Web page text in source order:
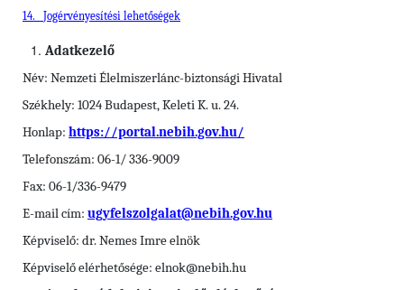
14. Jogérvényesítési lehetőségek
Adatkezelő
Név: Nemzeti Élelmiszerlánc-biztonsági Hivatal
Székhely: 1024 Budapest, Keleti K. u. 24.
Honlap: https://portal.nebih.gov.hu/
Telefonszám: 06-1/ 336-9009
Fax: 06-1/336-9479
E-mail cím: ugyfelszolgalat@nebih.gov.hu
Képviselő: dr. Nemes Imre elnök
Képviselő elérhetősége: elnok@nebih.hu